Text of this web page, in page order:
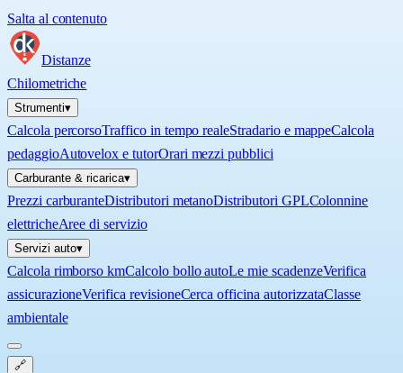
Salta al contenuto
Distanze
Chilometriche
Strumenti▾
Calcola percorsoTraffico in tempo realeStradario e mappeCalcola
pedaggioAutovelox e tutorOrari mezzi pubblici
Carburante & ricarica▾
Prezzi carburanteDistributori metanoDistributori GPLColonnine
elettricheAree di servizio
Servizi auto▾
Calcola rimborso kmCalcolo bollo autoLe mie scadenzeVerifica
assicurazioneVerifica revisioneCerca officina autorizzataClasse
ambientale
🔗